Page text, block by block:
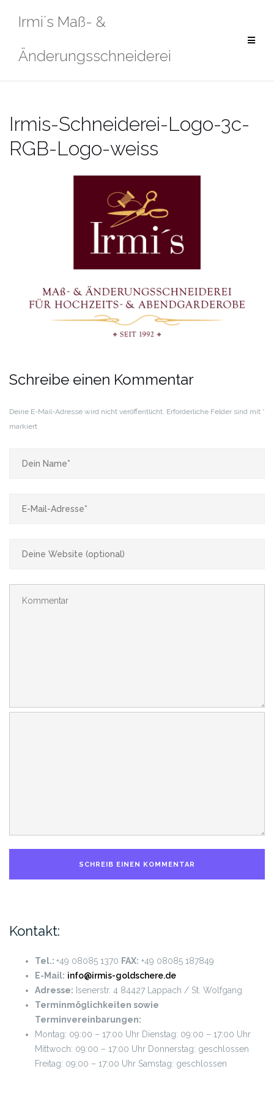
InhaltIrmi´s Maß- &
Änderungsschneiderei
Irmis-Schneiderei-Logo-3c-
RGB-Logo-weiss
Schreibe einen Kommentar
Deine E-Mail-Adresse wird nicht veröffentlicht. Erforderliche Felder sind mit *
markiert
Kontakt:
Tel.: +49 08085 1370 FAX: +49 08085 187849
E-Mail: info@irmis-goldschere.de
Adresse: Isenerstr. 4 84427 Lappach / St. Wolfgang
Terminmöglichkeiten sowie
Terminvereinbarungen:
Montag: 09:00 – 17:00 Uhr Dienstag: 09:00 – 17:00 Uhr
Mittwoch: 09:00 – 17:00 Uhr Donnerstag: geschlossen
Freitag: 09:00 – 17:00 Uhr Samstag: geschlossen